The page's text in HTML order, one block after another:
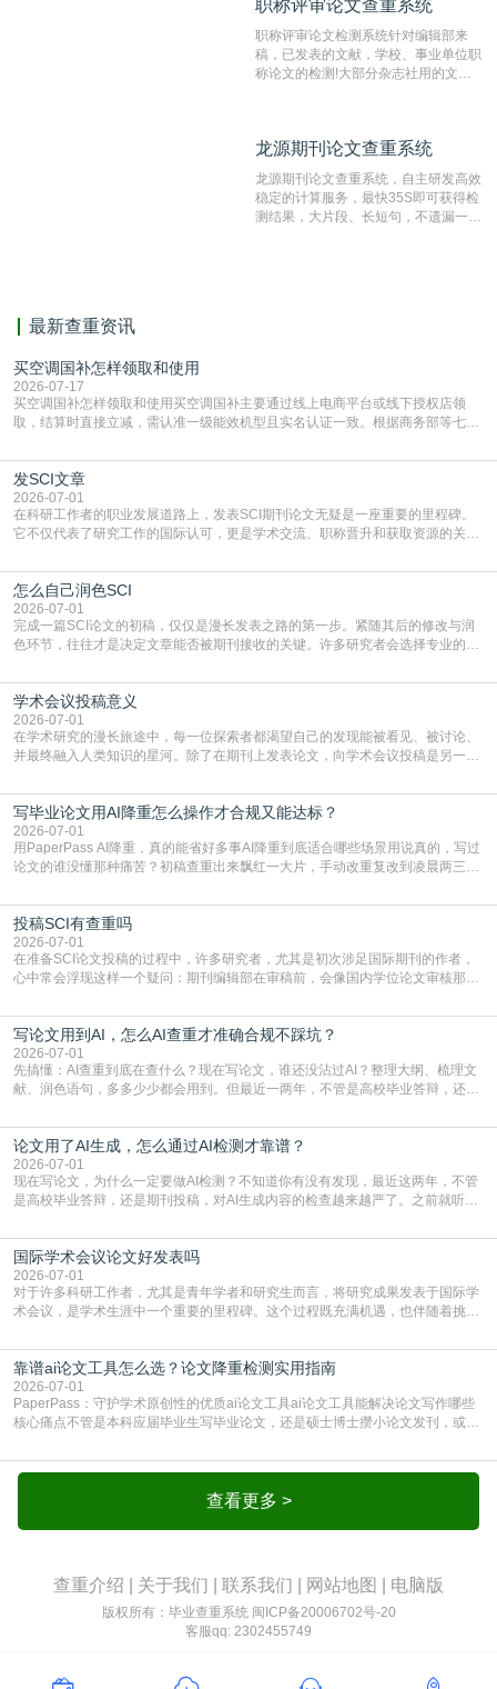
检测速度快、精度高，市场反映良好。
职称评审论文查重系统
职称评审论文检测系统针对编辑部来
稿，已发表的文献，学校、事业单位职
称论文的检测!大部分杂志社用的文献
编辑部检测来稿和已发表的文献,检测
测时注意填写第一作者,才能排除已发
表文献复制比。（限制字符数1万）
龙源期刊论文查重系统
龙源期刊论文查重系统，自主研发高效
稳定的计算服务，最快35S即可获得检
测结果，大片段、长短句，不遗漏一处
最新查重资讯
买空调国补怎样领取和使用
2026-07-17
买空调国补怎样领取和使用买空调国补主要通过线上电商平台或线下授权店领
取，结算时直接立减‌，需认准一级能效机型且实名认证一致。根据商务部等七部
能领到补贴首选‌京东APP‌搜索专属口令(如【家电补贴1637】、【国补立省
4949】等，口令会随活动更新，以页面显示为准)进入补贴专场。淘宝/天猫也可
复制粘贴【8$FKFGgJq
发SCI文章
2026-07-01
在科研工作者的职业发展道路上，发表SCI期刊论文无疑是一座重要的里程碑。
它不仅代表了研究工作的国际认可，更是学术交流、职称晋升和获取资源的关键
战与困惑。从选题立意到投稿回应，每一步都需要精心的策略与扎实的工作。本
篇AEIC学术交流中心小编就为大家介绍“发SCI文章”。一、精准定位是成功的第
一步发表SCI文章，首要解决的问题是“投
怎么自己润色SCI
2026-07-01
完成一篇SCI论文的初稿，仅仅是漫长发表之路的第一步。紧随其后的修改与润
色环节，往往才是决定文章能否被期刊接收的关键。许多研究者会选择专业的语
质量，更能在此过程中深化对学术写作的理解。如何系统、高效地打磨自己的论
文，使其在语言和学术表达上更符合国际期刊的要求，是每位研究者值得投入学
习的技能。本篇AEIC学术交流中心小编就为大家介
学术会议投稿意义
2026-07-01
在学术研究的漫长旅途中，每一位探索者都渴望自己的发现能被看见、被讨论、
并最终融入人类知识的星河。除了在期刊上发表论文，向学术会议投稿是另一个
广阔学术天地的大门，连接着个体研究与社会网络。本篇AEIC学术交流中心小编
就为大家介绍“学术会议投稿意义”。一、加速研究成果的传播与反馈学术会议通
常具有周期短、时效性强的特点。相比期刊漫长的
写毕业论文用AI降重怎么操作才合规又能达标？
2026-07-01
用PaperPass AI降重，真的能省好多事AI降重到底适合哪些场景用说真的，写过
论文的谁没懂那种痛苦？初稿查重出来飘红一大片，手动改重复改到凌晨两三
到秃头。这时候靠谱的AI降重真的就是救命稻草，选对工具，半天就能搞定你两
三天都做不完的事。不是所有人都需要用AI降重，但如果你符合下面这些场景，
真的可以试试：初稿写完重复率远超要
投稿SCI有查重吗
2026-07-01
在准备SCI论文投稿的过程中，许多研究者，尤其是初次涉足国际期刊的作者，
心中常会浮现这样一个疑问：期刊编辑部在审稿前，会像国内学位论文审核那
论文的初审通过率。实际上，SCI期刊对重复内容的审查是严谨投稿流程中不可
或缺的一环。本篇AEIC学术交流中心小编就为大家介绍“投稿SCI有查重吗”。
一、查重是标准流程答案是明确的：绝大多数S
写论文用到AI，怎么AI查重才准确合规不踩坑？
2026-07-01
先搞懂：AI查重到底在查什么？现在写论文，谁还没沾过AI？整理大纲、梳理文
献、润色语句，多多少少都会用到。但最近一两年，不管是高校毕业答辩，还是
须加做AI查重。很多人分不清，AI查重和普通查重到底有啥区别？这里说透：普
通查重查的是你的文字和已公开文献的重复比例，防的是抄袭；AI查重查的是你
的内容里，有多少是AI生成的，防的是过
论文用了AI生成，怎么通过AI检测才靠谱？
2026-07-01
现在写论文，为什么一定要做AI检测？不知道你有没有发现，最近这两年，不管
是高校毕业答辩，还是期刊投稿，对AI生成内容的检查越来越严了。之前就听身
要求修改，还差点被判定学术不规范，真的太冤了。现在国内多数高校和核心期
刊，都已经明确出台了相关规定：如果使用AI生成内容辅助写作，必须明确标
注，未标注的AI生成内容会被认定为不符合学
国际学术会议论文好发表吗
2026-07-01
对于许多科研工作者，尤其是青年学者和研究生而言，将研究成果发表于国际学
术会议，是学术生涯中一个重要的里程碑。这个过程既充满机遇，也伴随着挑
疑问：国际学术会议论文到底好不好发表？其价值和难度究竟如何衡量。本篇
AEIC学术交流中心小编就为大家介绍“国际学术会议论文好发表吗”。一、会议论
文发表的相对优势与期刊论文相比，国际会议论文的发
靠谱ai论文工具怎么选？论文降重检测实用指南
2026-07-01
PaperPass：守护学术原创性的优质ai论文工具ai论文工具能解决论文写作哪些
核心痛点不管是本科应届毕业生写毕业论文，还是硕士博士攒小论文发刊，或是
自己逐句读逐句改，熬好几个大夜不说，还经常改不到点上，交上去才发现重复
率超标，再返工太折腾。现在有了成熟的ai论文工具，这些痛点基本都能高效解
决。靠谱的ai论文工具，不止能帮你梳查看更多 >
查重介绍 关于我们 联系我们 网站地图 电脑版
版权所有：毕业查重系统 闽ICP备20006702号-20
客服qq: 2302455749